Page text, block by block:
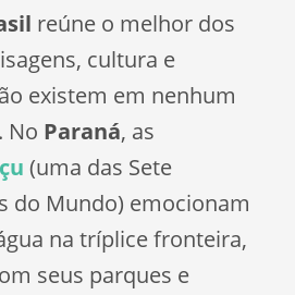
reúne o melhor dos
cultura e
existem em nenhum
No Paraná, as
(uma das Sete
do Mundo) emocionam
na tríplice fronteira,
seus parques e